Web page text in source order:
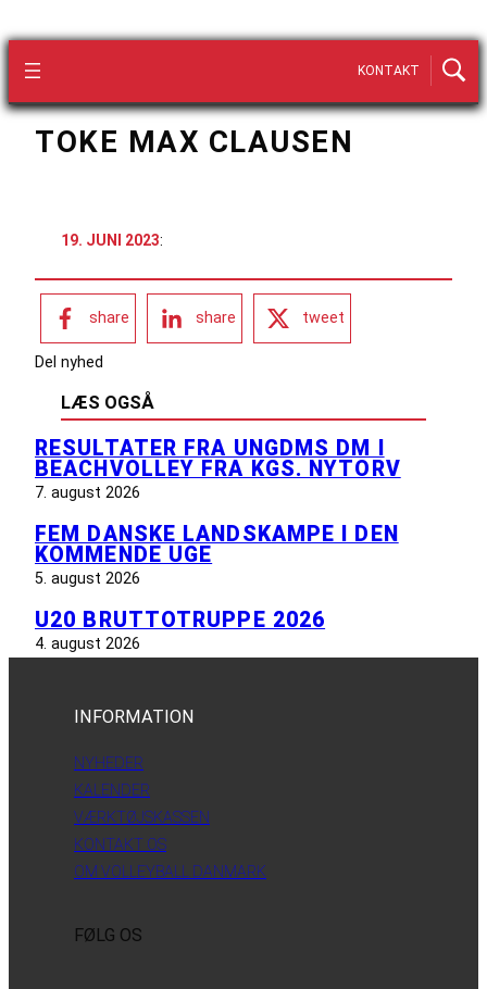
KONTAKT
TOKE MAX CLAUSEN
19. JUNI 2023:
share share tweet
Del nyhed
LÆS OGSÅ
RESULTATER FRA UNGDMS DM I
BEACHVOLLEY FRA KGS. NYTORV
7. august 2026
FEM DANSKE LANDSKAMPE I DEN
KOMMENDE UGE
5. august 2026
U20 BRUTTOTRUPPE 2026
4. august 2026
INFORMATION
NYHEDER
KALENDER
VÆRKTØJSKASSEN
KONTAKT OS
OM VOLLEYBALL DANMARK
FØLG OS